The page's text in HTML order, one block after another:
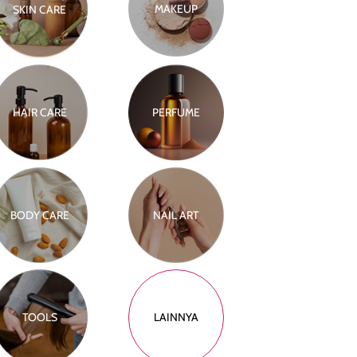
SKIN CARE MAKEUP
HAIR CARE PERFUME
BODY CARE NAIL ART
TOOLS LAINNYA